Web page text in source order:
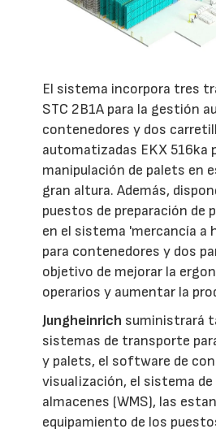
El sistema incorpora tres
STC 2B1A para la gestión
contenedores y dos
automatizadas EKX 516ka
manipulación de palets en
gran altura. Además,
puestos de preparación de
en el sistema 'mercancía a
para contenedores y dos
objetivo de mejorar la
operarios y aumentar la
Jungheinrich suministrará
sistemas de transporte
y palets, el software de
visualización, el sistema
almacenes (WMS), las
equipamiento de los